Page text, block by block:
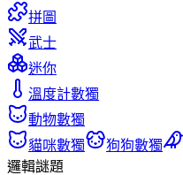
拼圖
武士
迷你
溫度計數獨
動物數獨
貓咪數獨
狗狗數獨
邏輯謎題